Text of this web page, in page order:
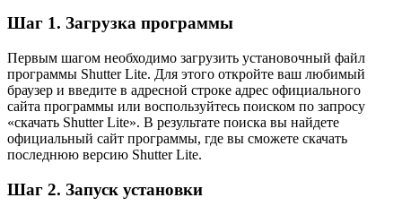
Шаг 1. Загрузка программы
Первым шагом необходимо загрузить установочный файл
программы Shutter Lite. Для этого откройте ваш любимый
браузер и введите в адресной строке адрес официального
сайта программы или воспользуйтесь поиском по запросу
«скачать Shutter Lite». В результате поиска вы найдете
официальный сайт программы, где вы сможете скачать
последнюю версию Shutter Lite.
Шаг 2. Запуск установки